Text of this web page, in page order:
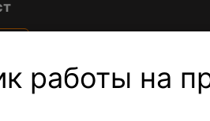
работы на